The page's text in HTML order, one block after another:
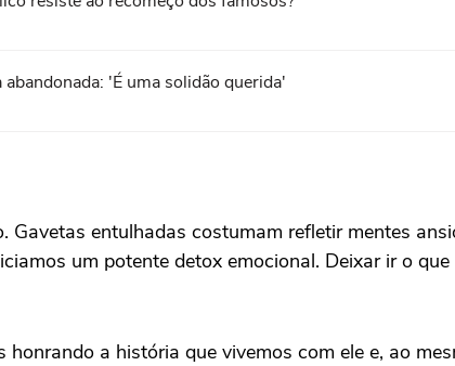
'É uma solidão querida'
entulhadas costumam refletir mentes
um potente detox emocional. Deixar ir o
a história que vivemos com ele e, ao